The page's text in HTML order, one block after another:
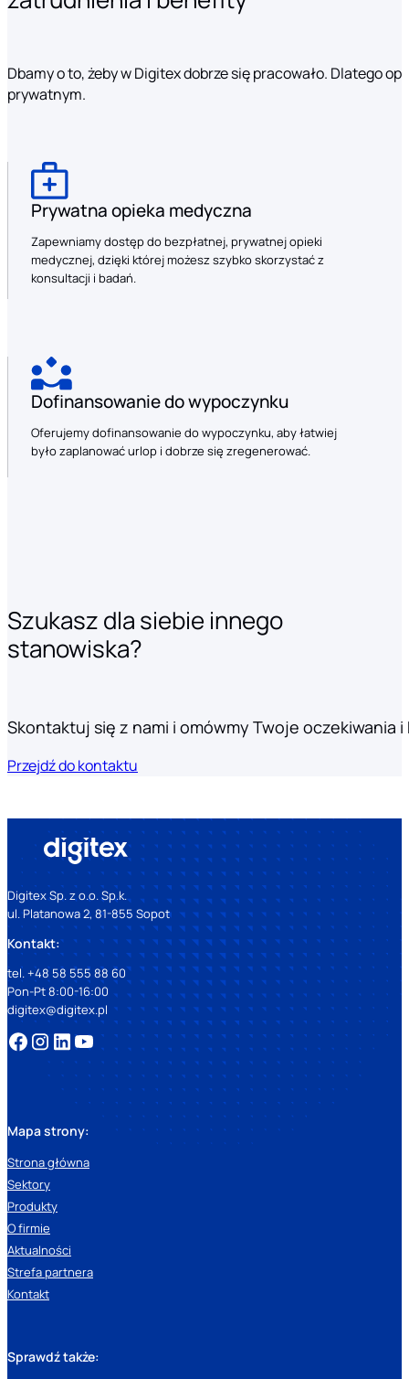
Dbamy o to, żeby w Digitex dobrze się pracowało. Dlatego
prywatnym.
Prywatna opieka medyczna
Zapewniamy dostęp do bezpłatnej, prywatnej opieki
medycznej, dzięki której możesz szybko skorzystać z
konsultacji i badań.
Dofinansowanie do wypoczynku
Oferujemy dofinansowanie do wypoczynku, aby łatwiej
było zaplanować urlop i dobrze się zregenerować.
Szukasz dla siebie innego
stanowiska?
Skontaktuj się z nami i omówmy Twoje oczekiwania
Przejdź do kontaktu
Digitex Sp. z o.o. Sp.k.
ul. Platanowa 2, 81-855 Sopot
Kontakt:
tel. +48 58 555 88 60
Pon-Pt 8:00-16:00
digitex@digitex.pl
Mapa strony:
Strona główna
Sektory
Produkty
O firmie
Aktualności
Strefa partnera
Kontakt
Sprawdź także: